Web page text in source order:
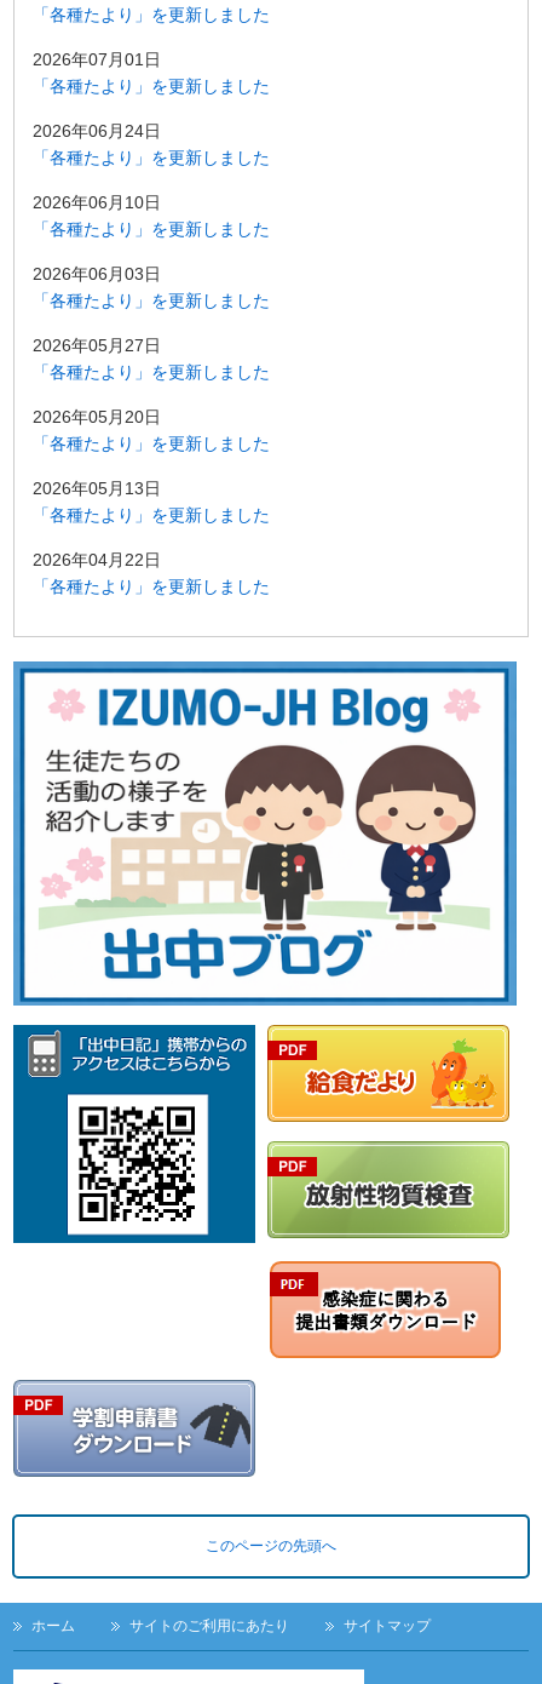
「各種たより」を更新しました
2026年07月01日
「各種たより」を更新しました
2026年06月24日
「各種たより」を更新しました
2026年06月10日
「各種たより」を更新しました
2026年06月03日
「各種たより」を更新しました
2026年05月27日
「各種たより」を更新しました
2026年05月20日
「各種たより」を更新しました
2026年05月13日
「各種たより」を更新しました
2026年04月22日
「各種たより」を更新しました
このページの先頭へ
ホーム サイトのご利用にあたり サイトマップ